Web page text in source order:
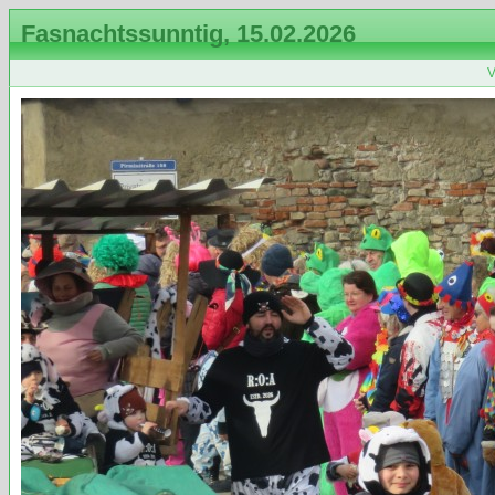
Fasnachtssunntig, 15.02.2026